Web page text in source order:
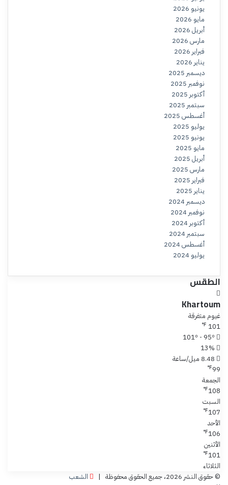
يونيو 2026
مايو 2026
أبريل 2026
مارس 2026
فبراير 2026
يناير 2026
ديسمبر 2025
نوفمبر 2025
أكتوبر 2025
سبتمبر 2025
أغسطس 2025
يوليو 2025
يونيو 2025
مايو 2025
أبريل 2025
مارس 2025
فبراير 2025
يناير 2025
ديسمبر 2024
نوفمبر 2024
أكتوبر 2024
سبتمبر 2024
أغسطس 2024
يوليو 2024
الطقس
Khartoum
غيوم متفرقة
101
℉
13%
8.48 ميل/ساعة
99
℉
الجمعة
108
℉
السبت
107
℉
الأحد
106
℉
الأثنين
101
℉
الثلاثاء
© حقوق النشر 2026، جميع الحقوق محفوظة |
الشعب